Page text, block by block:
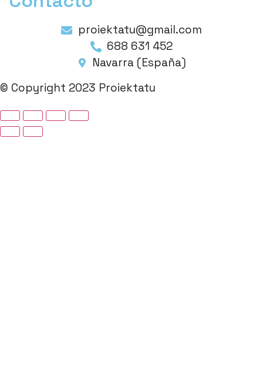
proiektatu@gmail.com
688 631 452
Navarra (España)
© Copyright 2023 Proiektatu